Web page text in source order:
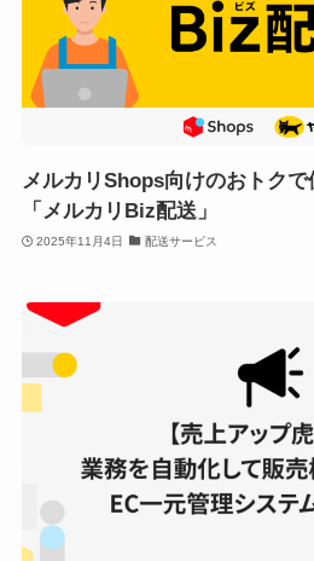
メルカリShops向けのおトク
「メルカリBiz配送」
2025年11月4日 配送サービス